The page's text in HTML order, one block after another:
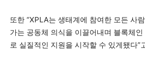
또한 “XPLA는 생태계에 참여한 모든 사
가는 공동체 의식을 이끌어내며 블록체
로 실질적인 지원을 시작할 수 있게됐다”